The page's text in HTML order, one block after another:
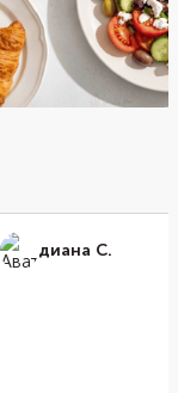
диана С.